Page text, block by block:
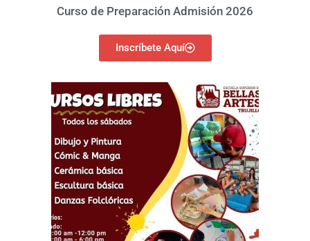
Curso de Preparación Admisión 2026
Inscríbete Aquí